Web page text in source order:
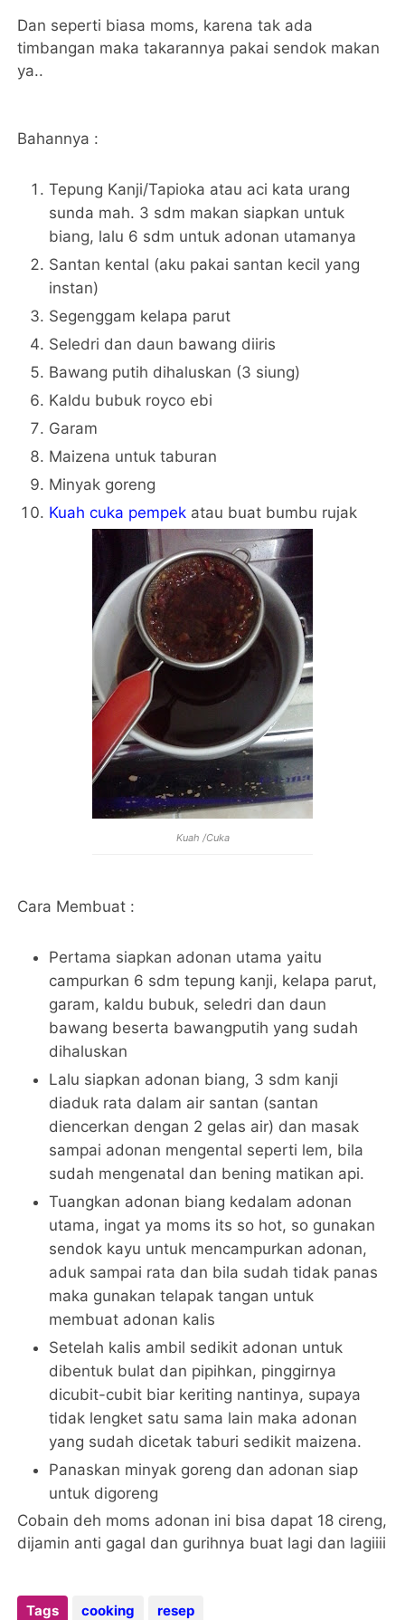
Dan seperti biasa moms, karena tak ada
timbangan maka takarannya pakai sendok makan
ya..
Bahannya :
Tepung Kanji/Tapioka atau aci kata urang
sunda mah. 3 sdm makan siapkan untuk
biang, lalu 6 sdm untuk adonan utamanya
Santan kental (aku pakai santan kecil yang
instan)
Segenggam kelapa parut
Seledri dan daun bawang diiris
Bawang putih dihaluskan (3 siung)
Kaldu bubuk royco ebi
Garam
Maizena untuk taburan
Minyak goreng
Kuah cuka pempek atau buat bumbu rujak
Kuah /Cuka
Cara Membuat :
Pertama siapkan adonan utama yaitu
campurkan 6 sdm tepung kanji, kelapa parut,
garam, kaldu bubuk, seledri dan daun
bawang beserta bawangputih yang sudah
dihaluskan
Lalu siapkan adonan biang, 3 sdm kanji
diaduk rata dalam air santan (santan
diencerkan dengan 2 gelas air) dan masak
sampai adonan mengental seperti lem, bila
sudah mengenatal dan bening matikan api.
Tuangkan adonan biang kedalam adonan
utama, ingat ya moms its so hot, so gunakan
sendok kayu untuk mencampurkan adonan,
aduk sampai rata dan bila sudah tidak panas
maka gunakan telapak tangan untuk
membuat adonan kalis
Setelah kalis ambil sedikit adonan untuk
dibentuk bulat dan pipihkan, pinggirnya
dicubit-cubit biar keriting nantinya, supaya
tidak lengket satu sama lain maka adonan
yang sudah dicetak taburi sedikit maizena.
Panaskan minyak goreng dan adonan siap
untuk digoreng
Cobain deh moms adonan ini bisa dapat 18 cireng,
dijamin anti gagal dan gurihnya buat lagi dan lagiiii
Tags cooking resep